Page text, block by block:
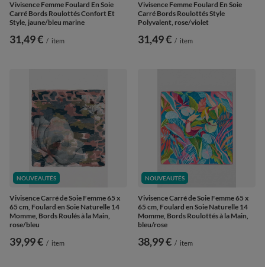
Vivisence Femme Foulard En Soie
Carré Bords Roulottés Confort Et
Style, jaune/bleu marine
31,49 € / item
Vivisence Femme Foulard En Soie
Carré Bords Roulottés Style
Polyvalent, rose/violet
31,49 € / item
NOUVEAUTÉS
Vivisence Carré de Soie Femme 65 x
65 cm, Foulard en Soie Naturelle 14
Momme, Bords Roulés à la Main,
rose/bleu
39,99 € / item
NOUVEAUTÉS
Vivisence Carré de Soie Femme 65 x
65 cm, Foulard en Soie Naturelle 14
Momme, Bords Roulottés à la Main,
bleu/rose
38,99 € / item